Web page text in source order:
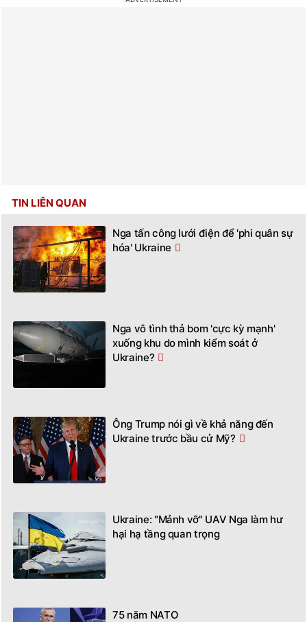
TIN LIÊN QUAN
Nga tấn công lưới điện để 'phi quân sự
hóa' Ukraine
Nga vô tình thả bom 'cực kỳ mạnh'
xuống khu do mình kiểm soát ở
Ukraine?
Ông Trump nói gì về khả năng đến
Ukraine trước bầu cử Mỹ?
Ukraine: "Mảnh vỡ" UAV Nga làm hư
hại hạ tầng quan trọng
75 năm NATO